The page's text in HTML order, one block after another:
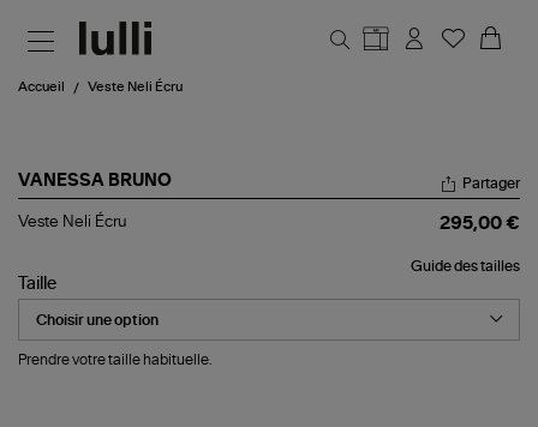
Accueil Veste Neli Écru
VANESSA BRUNO
Veste
Partager
Veste Neli Écru 295,00 €
Guide des tailles
Taille
Prendre votre taille habituelle.